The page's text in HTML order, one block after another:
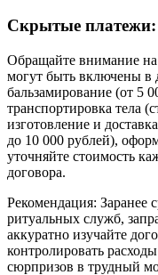
Скрытые платежи:
Обращайте внимание
могут быть включены в
бальзамирование (от 5
транспортировка тела
изготовление и
до 10 000 рублей),
уточняйте стоимость
договора.
Рекомендация: Заранее
ритуальных служб,
аккуратно изучайте
контролировать
сюрпризов в трудный